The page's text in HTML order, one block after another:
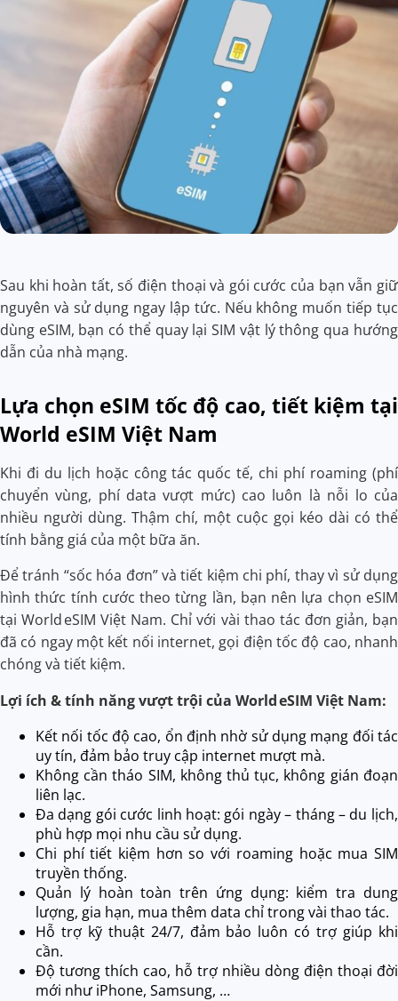
Sau khi hoàn tất, số điện thoại và gói cước của bạn vẫn giữ
nguyên và sử dụng ngay lập tức. Nếu không muốn tiếp tục
dùng eSIM, bạn có thể quay lại SIM vật lýthông qua hướng
dẫn của nhà mạng.
Lựa chọn eSIM tốc độ cao, tiết kiệm tại
World eSIM Việt Nam
Khi đi du lịch hoặc công tác quốc tế, chi phí roaming (phí
chuyển vùng, phí data vượt mức) cao luôn là nỗi lo của
nhiều người dùng. Thậm chí, một cuộc gọi kéo dài có thể
tính bằng giá của một bữa ăn.
Để tránh “sốc hóa đơn” và tiết kiệm chi phí, thay vì sử dụng
hình thức tính cước theo từng lần, bạn nên lựa chọn eSIM
tạiWorld eSIM Việt Nam. Chỉ với vài thao tác đơn giản, bạn
đã có ngay một kết nối internet, gọi điện tốc độ cao, nhanh
chóng và tiết kiệm.
Lợi ích & tính năng vượt trội của World eSIM Việt Nam:
Kết nối tốc độ cao, ổn định nhờ sử dụng mạng đối tác
uy tín, đảm bảo truy cập internet mượt mà.
Không cần tháo SIM, không thủ tục, không gián đoạn
liên lạc.
Đa dạng gói cước linh hoạt: gói ngày – tháng – du lịch,
phù hợp mọi nhu cầu sử dụng.
Chi phí tiết kiệm hơn so với roaming hoặc mua SIM
truyền thống.
Quản lý hoàn toàn trên ứng dụng: kiểm tra dung
lượng, gia hạn, mua thêm data chỉ trong vài thao tác.
Hỗ trợ kỹ thuật 24/7, đảm bảo luôn có trợ giúp khi
cần.
Độ tương thích cao, hỗ trợ nhiều dòng điện thoại đời
mới như iPhone, Samsung, …